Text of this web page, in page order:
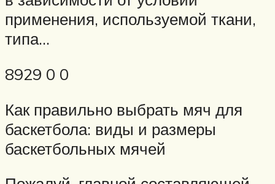
применения, используемой ткани,
типа…
8929 0 0
Как правильно выбрать мяч для
баскетбола: виды и размеры
баскетбольных мячей